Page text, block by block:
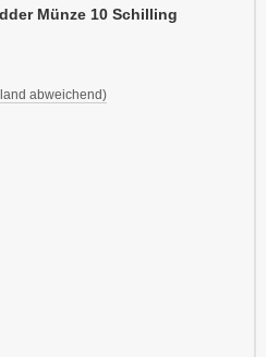
Münze 10 Schilling
abweichend)